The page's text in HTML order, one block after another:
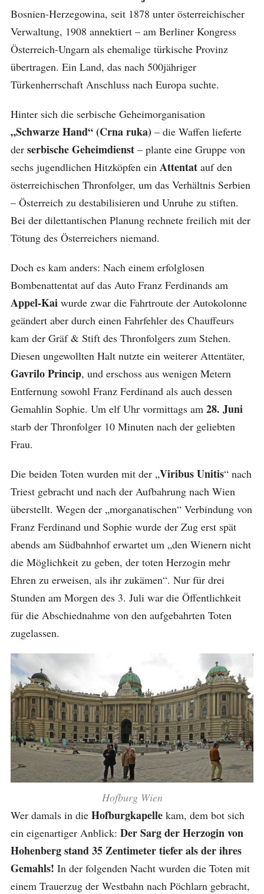
Bosnien-Herzegowina, seit 1878 unter österreichischer
Verwaltung, 1908 annektiert – am Berliner Kongress
Österreich-Ungarn als ehemalige türkische Provinz
übertragen. Ein Land, das nach 500jähriger
Türkenherrschaft Anschluss nach Europa suchte.
Hinter sich die serbische Geheimorganisation
„Schwarze Hand“ (Crna ruka) – die Waffen lieferte
derserbische Geheimdienst– plante eine Gruppe von
sechs jugendlichen Hitzköpfen ein Attentatauf den
österreichischen Thronfolger, um das Verhältnis Serbien
– Österreich zu destabilisieren und Unruhe zu stiften.
Bei der dilettantischen Planung rechnete freilich mit der
Tötung des Österreichers niemand.
Doch es kam anders: Nach einem erfolglosen
Bombenattentat auf das Auto Franz Ferdinands am
Appel-Kai wurde zwar die Fahrtroute der Autokolonne
geändert aber durch einen Fahrfehler des Chauffeurs
kam der Gräf & Stift des Thronfolgers zum Stehen.
Diesen ungewollten Halt nutzte ein weiterer Attentäter,
Gavrilo Princip, und erschoss aus wenigen Metern
Entfernung sowohl Franz Ferdinand als auch dessen
Gemahlin Sophie. Um elf Uhr vormittags am 28. Juni
starb der Thronfolger 10 Minuten nach der geliebten
Frau.
Die beiden Toten wurden mit der „Viribus Unitis“ nach
Triest gebracht und nach der Aufbahrung nach Wien
überstellt. Wegen der „morganatischen“ Verbindung von
Franz Ferdinand und Sophie wurde der Zug erst spät
abends am Südbahnhof erwartet um „den Wienern nicht
die Möglichkeit zu geben, der toten Herzogin mehr
Ehren zu erweisen, als ihr zukämen“. Nur für drei
Stunden am Morgen des 3. Juli war die Öffentlichkeit
für die Abschiednahme von den aufgebahrten Toten
zugelassen.
Hofburg Wien
Wer damals in die Hofburgkapellekam, dem bot sich
ein eigenartiger Anblick: Der Sarg der Herzogin von
Hohenberg stand 35 Zentimeter tiefer als der ihres
Gemahls! In der folgenden Nacht wurden die Toten mit
einem Trauerzug der Westbahn nach Pöchlarn gebracht,